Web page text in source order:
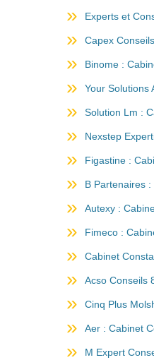
Experts et
Capex
Binome :
Your Solutions
Solution Lm :
Nexstep
Figastine :
B Partenaires
Autexy :
Fimeco :
Cabinet
Acso Conseils
Cinq Plus
Aer : Cabinet
M Expert